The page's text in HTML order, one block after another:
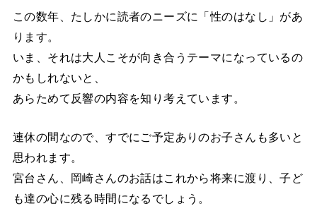
この数年、たしかに読者のニーズに「性のはなし」があ
ります。
いま、それは大人こそが向き合うテーマになっているの
かもしれないと、
あらためて反響の内容を知り考えています。
連休の間なので、すでにご予定ありのお子さんも多いと
思われます。
宮台さん、岡崎さんのお話はこれから将来に渡り、子ど
も達の心に残る時間になるでしょう。